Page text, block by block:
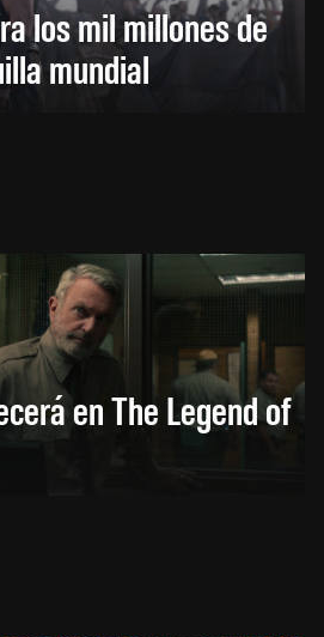
los mil millones de
mundial
en The Legend of